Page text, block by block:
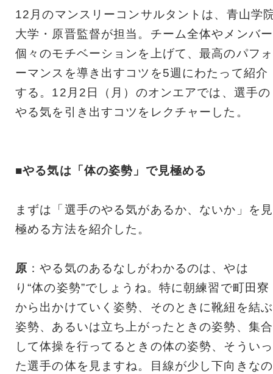
12月のマンスリーコンサルタントは、青山学
大学・原晋監督が担当。チーム全体やメンバー
個々のモチベーションを上げて、最高のパフォ
ーマンスを導き出すコツを5週にわたって紹介
する。12月2日（月）のオンエアでは、選手の
やる気を引き出すコツをレクチャーした。
■やる気は「体の姿勢」で見極める
まずは「選手のやる気があるか、ないか」を見
極める方法を紹介した。
原 ：やる気のあるなしがわかるのは、やは
り“体の姿勢”でしょうね。特に朝練習で町田寮
から出かけていく姿勢、そのときに靴紐を結ぶ
姿勢、あるいは立ち上がったときの姿勢、集合
して体操を行ってるときの体の姿勢、そういっ
た選手の体を見ますね。目線が少し下向きなの